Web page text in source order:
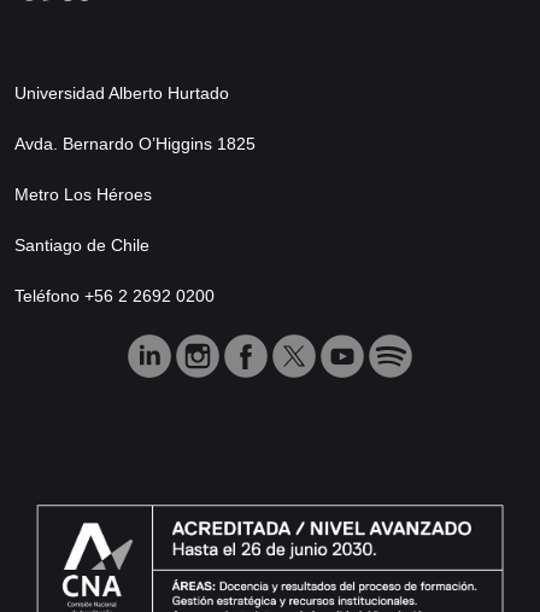
Universidad Alberto Hurtado
Avda. Bernardo O’Higgins 1825
Metro Los Héroes
Santiago de Chile
Teléfono +56 2 2692 0200